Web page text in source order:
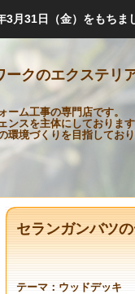
3月31日（金）をもちま
ークのエクステリ
ーム工事の専門店です。
ンスを主体にしておりま
環境づくりを目指してお
セランガンバツ
テーマ： ウッドデッキ